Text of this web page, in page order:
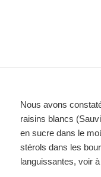
Nous avons
raisins blancs
en sucre dans le
stérols dans les
languissantes, voir